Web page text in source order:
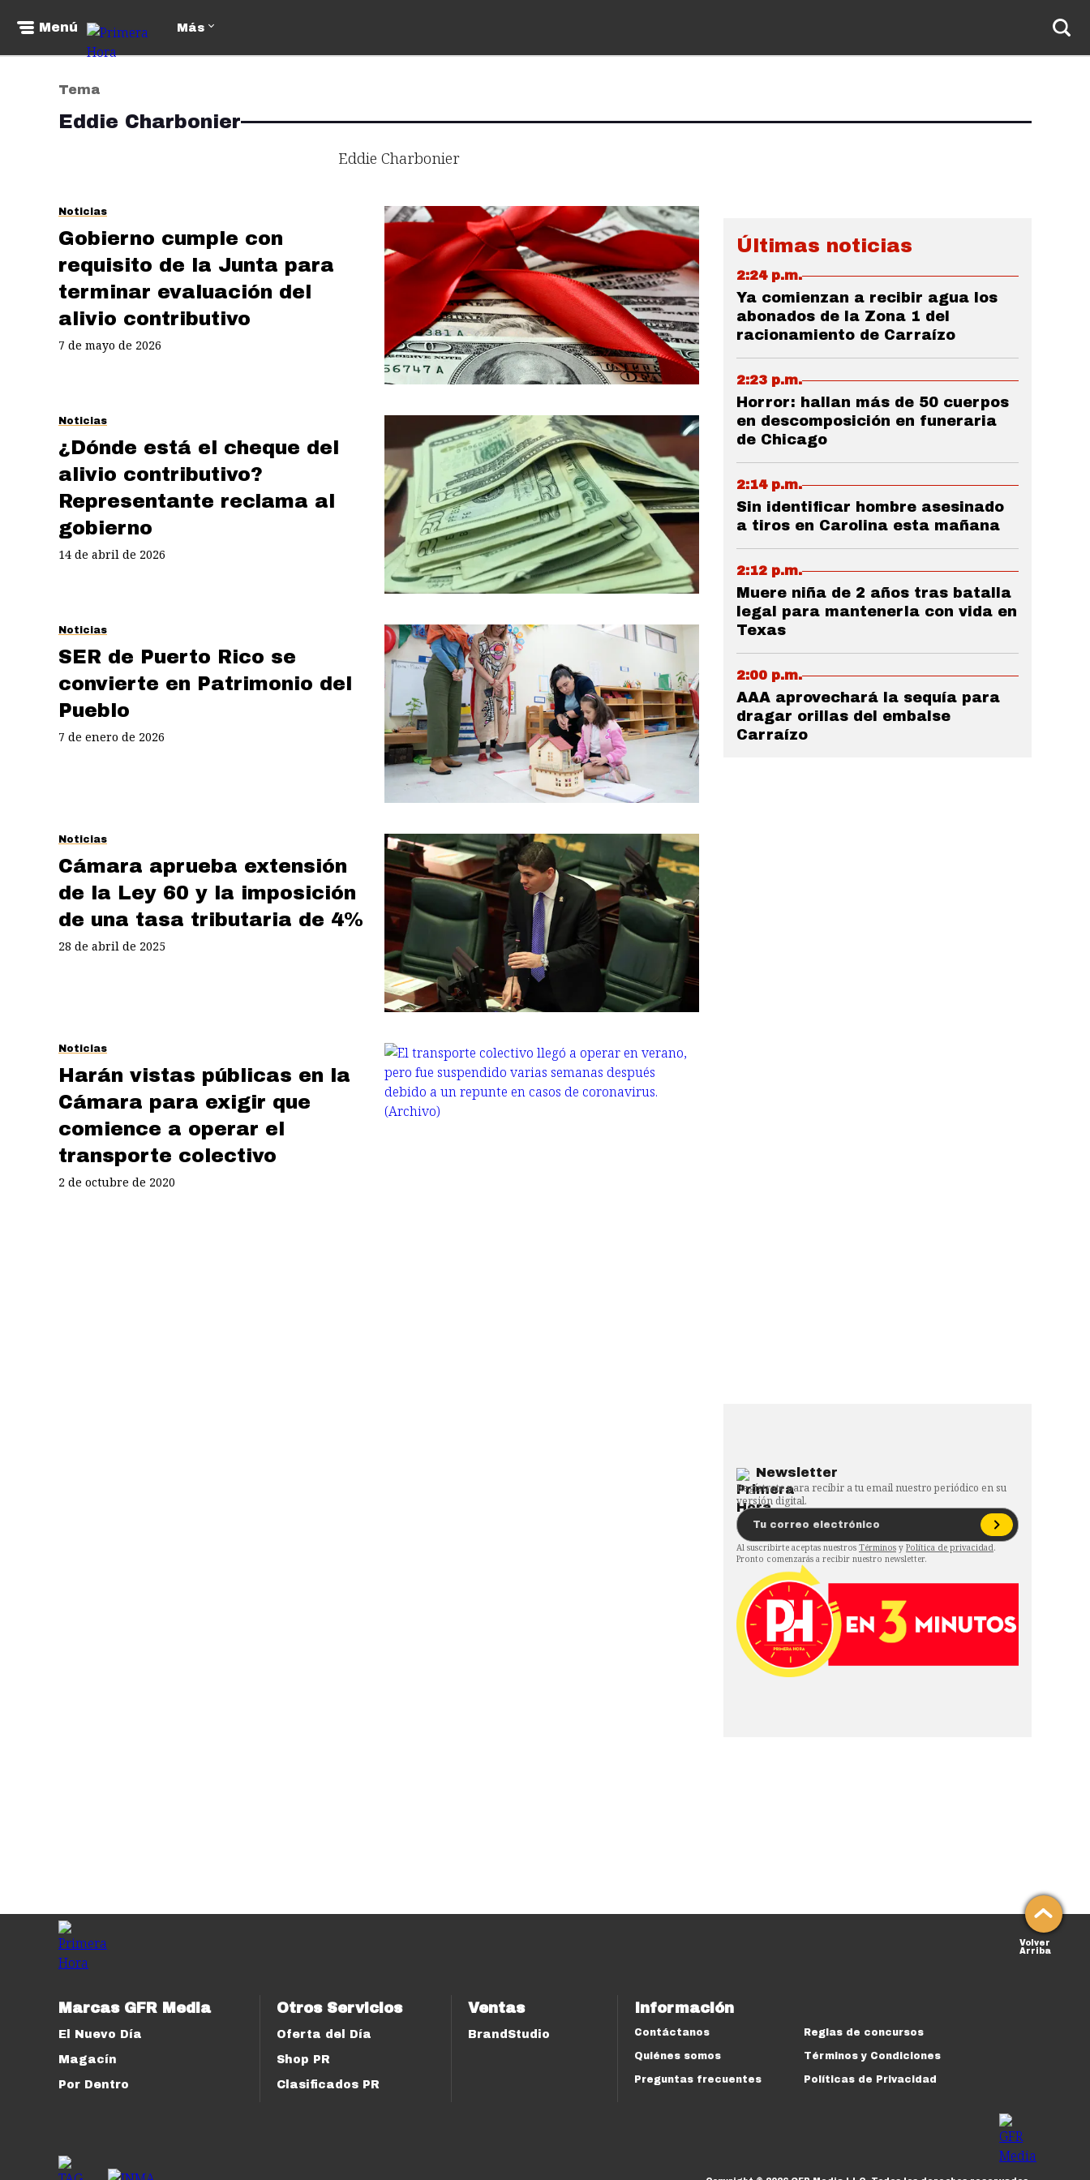
Menú Más
Tema
Eddie Charbonier
Eddie Charbonier
Noticias
Gobierno cumple con
requisito de la Junta para
terminar evaluación del
alivio contributivo
7 de mayo de 2026
Noticias
¿Dónde está el cheque del
alivio contributivo?
Representante reclama al
gobierno
14 de abril de 2026
Noticias
SER de Puerto Rico se
convierte en Patrimonio del
Pueblo
7 de enero de 2026
Noticias
Cámara aprueba extensión
de la Ley 60 y la imposición
de una tasa tributaria de 4%
28 de abril de 2025
Noticias
Harán vistas públicas en la
Cámara para exigir que
comience a operar el
transporte colectivo
2 de octubre de 2020
Últimas noticias
2:24 p.m.
Ya comienzan a recibir agua los
abonados de la Zona 1 del
racionamiento de Carraízo
2:23 p.m.
Horror: hallan más de 50 cuerpos
en descomposición en funeraria
de Chicago
2:14 p.m.
Sin identificar hombre asesinado
a tiros en Carolina esta mañana
2:12 p.m.
Muere niña de 2 años tras batalla
legal para mantenerla con vida en
Texas
2:00 p.m.
AAA aprovechará la sequía para
dragar orillas del embalse
Carraízo
Newsletter
Regístrate para recibir a tu email nuestro periódico en su
versión digital.
Al suscribirte aceptas nuestros Términos y Política de privacidad.
Pronto comenzarás a recibir nuestro newsletter.
Volver
Arriba
Marcas GFR Media
El Nuevo Día
Magacín
Por Dentro
Otros Servicios
Oferta del Día
Shop PR
Clasificados PR
Ventas
BrandStudio
Información
Contáctanos
Quiénes somos
Preguntas frecuentes
Reglas de concursos
Términos y Condiciones
Políticas de Privacidad